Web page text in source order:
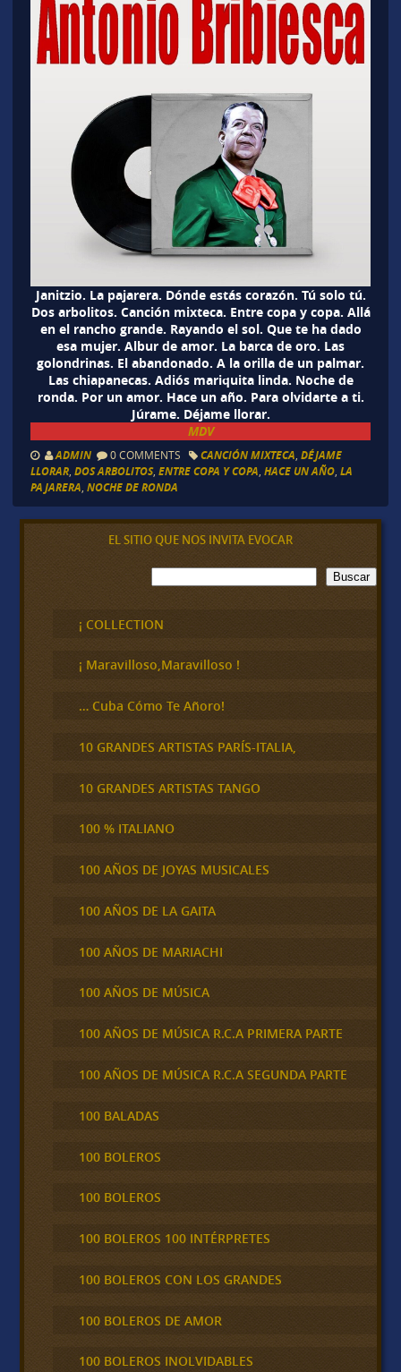
Janitzio. La pajarera. Dónde estás corazón. Tú solo tú.
Dos arbolitos. Canción mixteca. Entre copa y copa. Allá
en el rancho grande. Rayando el sol. Que te ha dado
esa mujer. Albur de amor. La barca de oro. Las
golondrinas. El abandonado. A la orilla de un palmar.
Las chiapanecas. Adiós mariquita linda. Noche de
ronda. Por un amor. Hace un año. Para olvidarte a ti.
Júrame. Déjame llorar.
MDV
ADMIN 0 COMMENTS CANCIÓN MIXTECA DÉJAME
LLORAR, DOS ARBOLITOS, ENTRE COPA Y COPA HACE UN AÑO, LA
PAJARERA NOCHE DE RONDA
EL SITIO QUE NOS INVITA EVOCAR
B
u
c
a
Buscar
¡ COLLECTION
¡ Maravilloso,Maravilloso !
… Cuba Cómo Te Añoro!
10 GRANDES ARTISTAS PARÍS-ITALIA,
10 GRANDES ARTISTAS TANGO
100 % ITALIANO
100 AÑOS DE JOYAS MUSICALES
100 AÑOS DE LA GAITA
100 AÑOS DE MARIACHI
100 AÑOS DE MÚSICA
100 AÑOS DE MÚSICA R.C.A PRIMERA PARTE
100 AÑOS DE MÚSICA R.C.A SEGUNDA PARTE
100 BALADAS
100 BOLEROS
100 BOLEROS
100 BOLEROS 100 INTÉRPRETES
100 BOLEROS CON LOS GRANDES
100 BOLEROS DE AMOR
100 BOLEROS INOLVIDABLES